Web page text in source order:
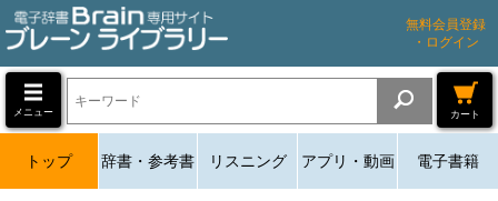
無料会員登録
・ログイン
メニュー カート
トップ 辞書・参考書 リスニング アプリ・動画 電子書籍